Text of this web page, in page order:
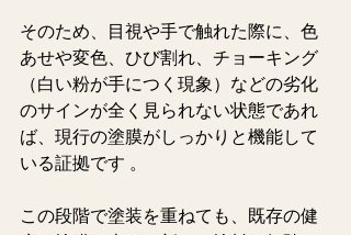
そのため、目視や手で触れた際に、色
あせや変色、ひび割れ、チョーキング
（白い粉が手につく現象）などの劣化
のサインが全く見られない状態であれ
ば、現行の塗膜がしっかりと機能して
いる証拠です 。
この段階で塗装を重ねても、既存の健